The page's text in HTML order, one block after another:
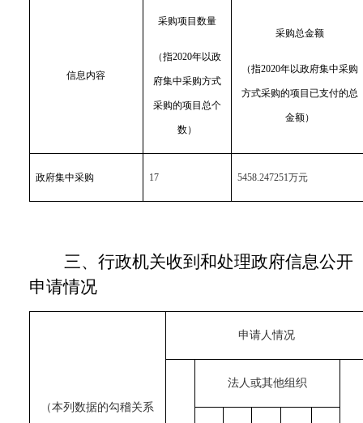
信息内容
采购项目数量
（指2020年以政
府集中采购方式
采购的项目总个
数）
采购总金额
（指2020年以政府集中采购
方式采购的项目已支付的总
金额）
政府集中采购 17 5458.247251万元
三、行政机关收到和处理政府信息公开
申请情况
（本列数据的勾稽关系
申请人情况
法人或其他组织